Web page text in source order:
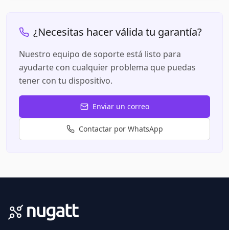
¿Necesitas hacer válida tu garantía?
Nuestro equipo de soporte está listo para
ayudarte con cualquier problema que puedas
tener con tu dispositivo.
Enviar un correo
Contactar por WhatsApp